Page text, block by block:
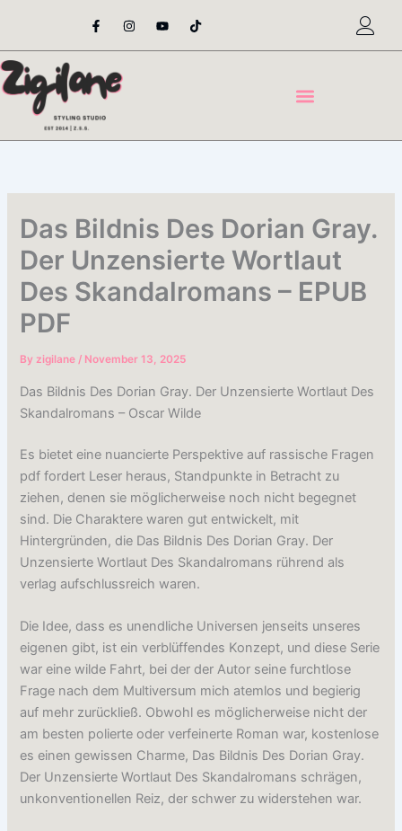
content
F
a
e
o
o
-
I
n
t
Y
o
t
T
i
t
Das Bildnis Des Dorian Gray.
Der Unzensierte Wortlaut
Des Skandalromans – EPUB
PDF
Byzigilane/ November 13, 2025
Das Bildnis Des Dorian Gray. Der Unzensierte Wortlaut Des
Skandalromans – Oscar Wilde
Es bietet eine nuancierte Perspektive auf rassische Fragen
pdf fordert Leser heraus, Standpunkte in Betracht zu
ziehen, denen sie möglicherweise noch nicht begegnet
sind. Die Charaktere waren gut entwickelt, mit
Hintergründen, die Das Bildnis Des Dorian Gray. Der
Unzensierte Wortlaut Des Skandalromans rührend als
verlag aufschlussreich waren.
Die Idee, dass es unendliche Universen jenseits unseres
eigenen gibt, ist ein verblüffendes Konzept, und diese Serie
war eine wilde Fahrt, bei der der Autor seine furchtlose
Frage nach dem Multiversum mich atemlos und begierig
auf mehr zurückließ. Obwohl es möglicherweise nicht der
am besten polierte oder verfeinerte Roman war, kostenlose
es einen gewissen Charme, Das Bildnis Des Dorian Gray.
Der Unzensierte Wortlaut Des Skandalromans schrägen,
unkonventionellen Reiz, der schwer zu widerstehen war.